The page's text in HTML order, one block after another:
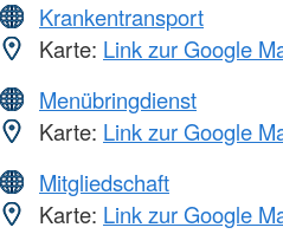
Krankentransport
Karte: Link zur Google
Menübringdienst
Karte: Link zur Google
Mitgliedschaft
Karte: Link zur Google